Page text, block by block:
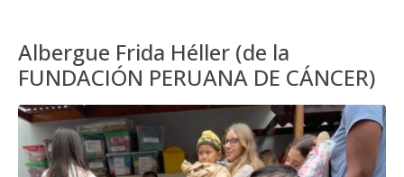
Albergue Frida Héller (de la
FUNDACIÓN PERUANA DE CÁNCER)